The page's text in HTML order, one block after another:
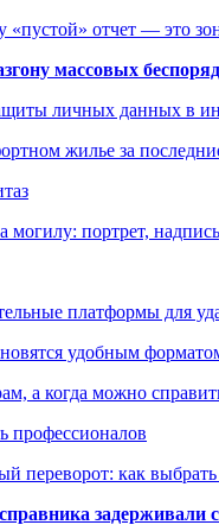
«пустой» отчет — это
массовых
личных данных в
жилье за
портрет,
платформы для
удобным
а когда можно
профессионалов
переворот: как
задерживали